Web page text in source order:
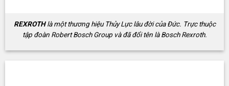
REXROTHlà một thương hiệu Thủy Lực lâu đời của Đức. Trực thuộc
tập đoàn Robert Bosch Group và đã đổi tên là Bosch Rexroth.